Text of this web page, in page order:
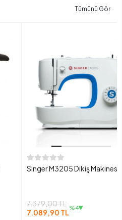
Tümünü Gör
Singer M3205 Dikiş Makinesi
7.379,00 TL
7.089,90 TL %4